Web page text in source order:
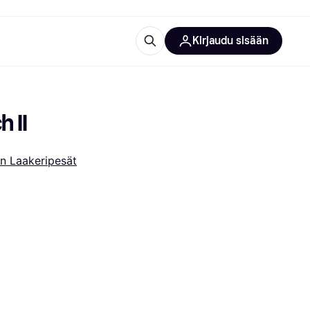
Kirjaudu sisään
II
Laakeripesät